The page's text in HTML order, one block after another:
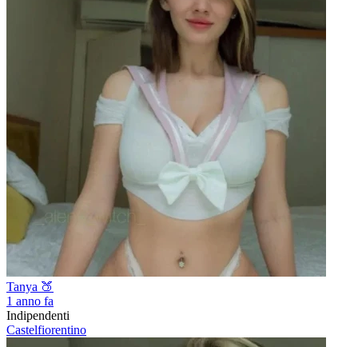
Tanya 🍑
1 anno fa
Indipendenti
Castelfiorentino